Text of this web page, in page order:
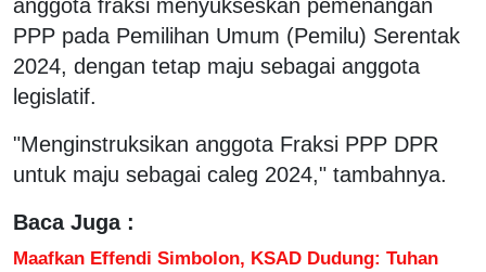
anggota fraksi menyukseskan pemenangan
PPP pada Pemilihan Umum (Pemilu) Serentak
2024, dengan tetap maju sebagai anggota
legislatif.
"Menginstruksikan anggota Fraksi PPP DPR
untuk maju sebagai caleg 2024," tambahnya.
Baca Juga :
Maafkan Effendi Simbolon, KSAD Dudung: Tuhan